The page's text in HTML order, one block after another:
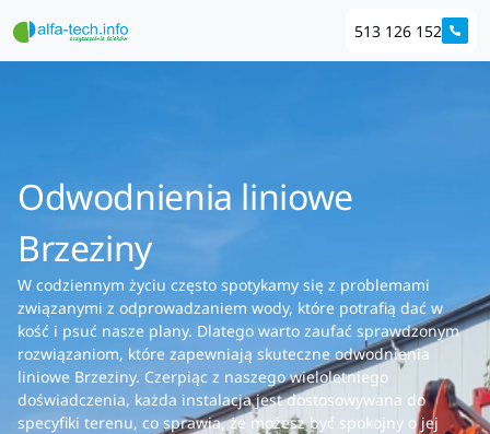
513 126 152
Odwodnienia liniowe
Brzeziny
W codziennym życiu często spotykamy się z problemami
związanymi z odprowadzaniem wody, które potrafią dać w
kość i psuć nasze plany. Dlatego warto zaufać sprawdzonym
rozwiązaniom, które zapewniają skuteczne odwodnienia
liniowe Brzeziny. Czerpiąc z naszego wieloletniego
doświadczenia, każda instalacja jest dostosowywana do
specyfiki terenu, co sprawia, że możesz być spokojny o jej